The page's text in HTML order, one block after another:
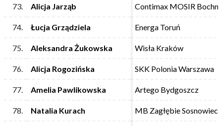
73. Alicja Jarząb Contimax MOSIR
74. Łucja Grządziela Energa Toruń
75. Aleksandra Żukowska Wisła Kraków
76. Alicja Rogozińska SKK Polonia Warszawa
77. Amelia Pawlikowska Artego Bydgoszcz
78. Natalia Kurach MB Zagłębie Sosnowiec
73. Alicja Jarząb Contimax MOSIR
74. Łucja Grządziela Energa Toruń
75. Aleksandra Żukowska Wisła Kraków
76. Alicja Rogozińska SKK Polonia Warszawa
77. Amelia Pawlikowska Artego Bydgoszcz
78. Natalia Kurach MB Zagłębie Sosnowiec